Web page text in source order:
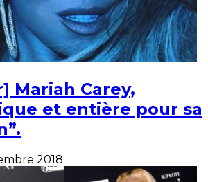
Mariah Carey,
et entière pour sa
2018